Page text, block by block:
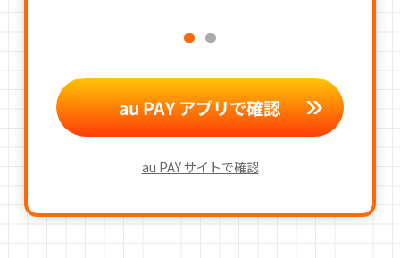
au PAY アプリで確認
au PAY サイトで確認